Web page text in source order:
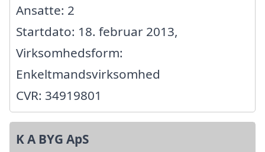
Ansatte: 2
Startdato: 18. februar 2013,
Virksomhedsform:
Enkeltmandsvirksomhed
CVR: 34919801
K A BYG ApS